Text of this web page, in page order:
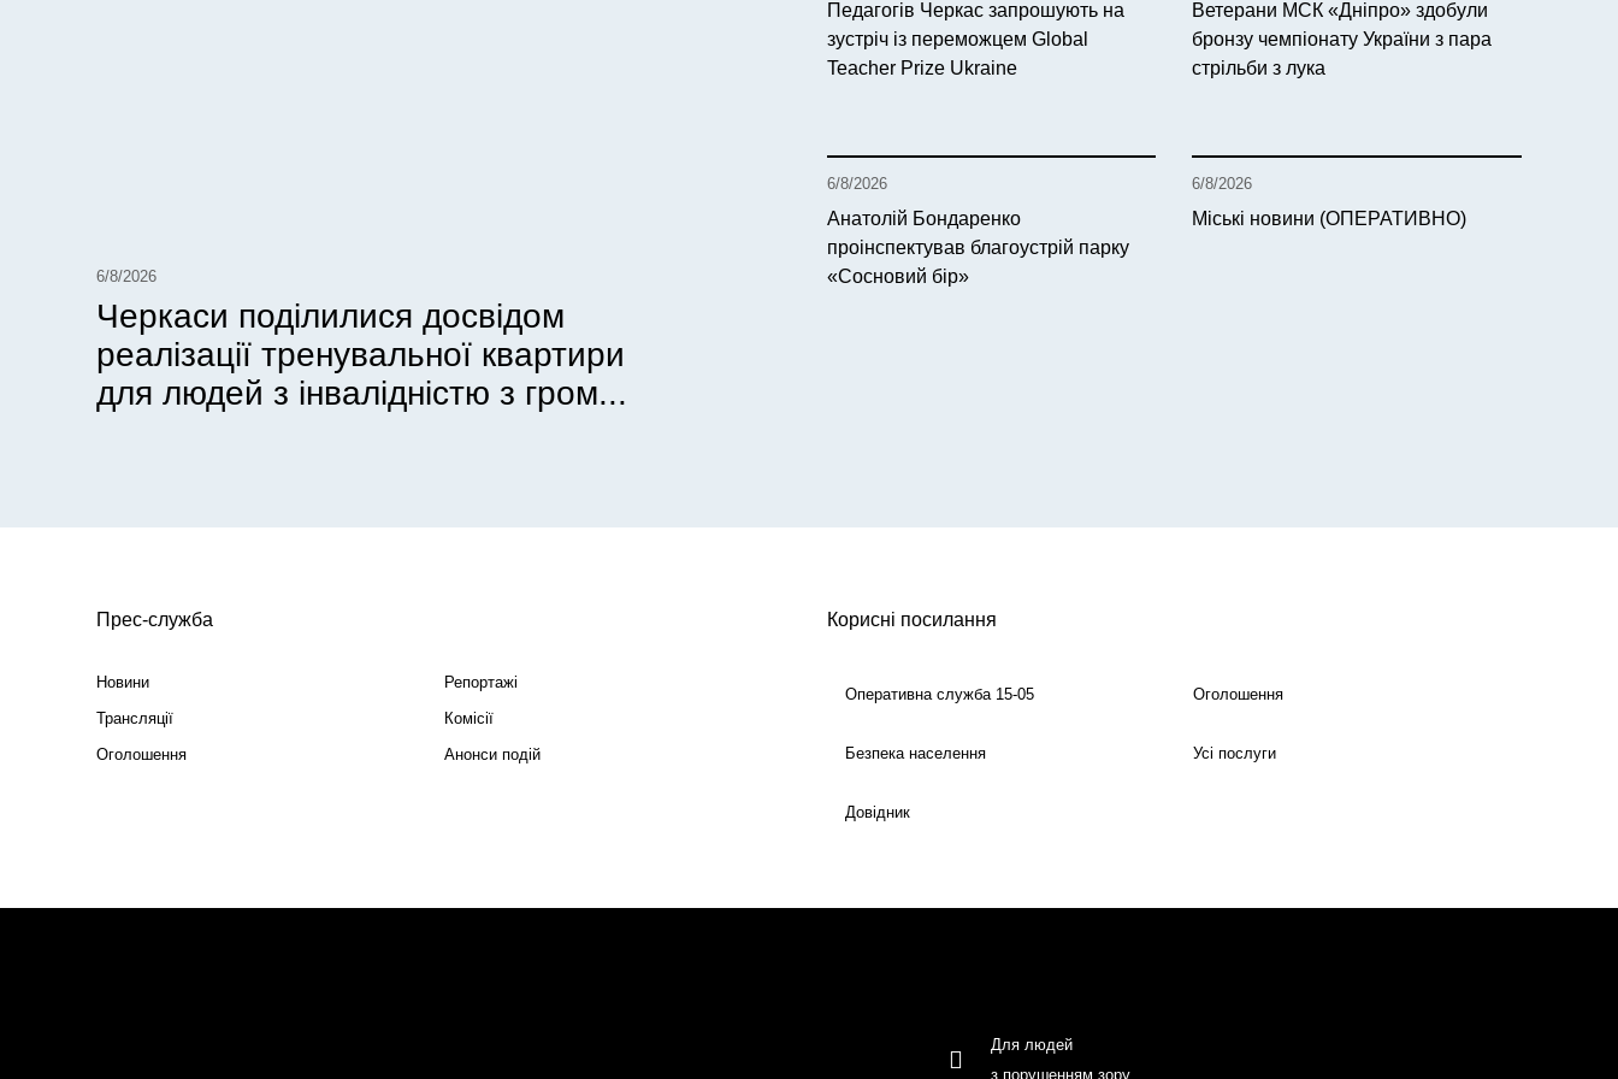
6/8/2026
Черкаси поділилися досвідом
реалізації тренувальної квартири
для людей з інвалідністю з гром...
Педагогів Черкас запрошують на
зустріч із переможцем Global
Teacher Prize Ukraine
Ветерани МСК «Дніпро» здобули
бронзу чемпіонату України з пара
стрільби з лука
6/8/2026
Анатолій Бондаренко
проінспектував благоустрій парку
«Сосновий бір»
6/8/2026
Міські новини (ОПЕРАТИВНО)
Прес-служба
Новини
Репортажі
Трансляції
Комісії
Оголошення
Анонси подій
Корисні посилання
Оперативна служба 15-05 Оголошення
Безпека населення Усі послуги
Довідник
Для людей
з порушенням зору